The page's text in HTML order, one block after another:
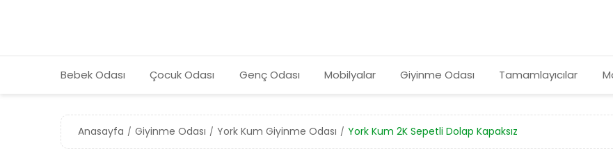
Bebek Odası Çocuk Odası Genç Odası Mobilyalar Giyinme Odası Tamamlayıcılar
Anasayfa Giyinme Odası York Kum Giyinme Odası York Kum 2K Sepetli Dolap Kapaksız